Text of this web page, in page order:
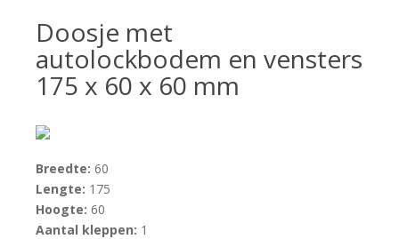
Doosje met
autolockbodem en vensters
175 x 60 x 60 mm
Breedte: 60
Lengte: 175
Hoogte: 60
Aantal kleppen: 1